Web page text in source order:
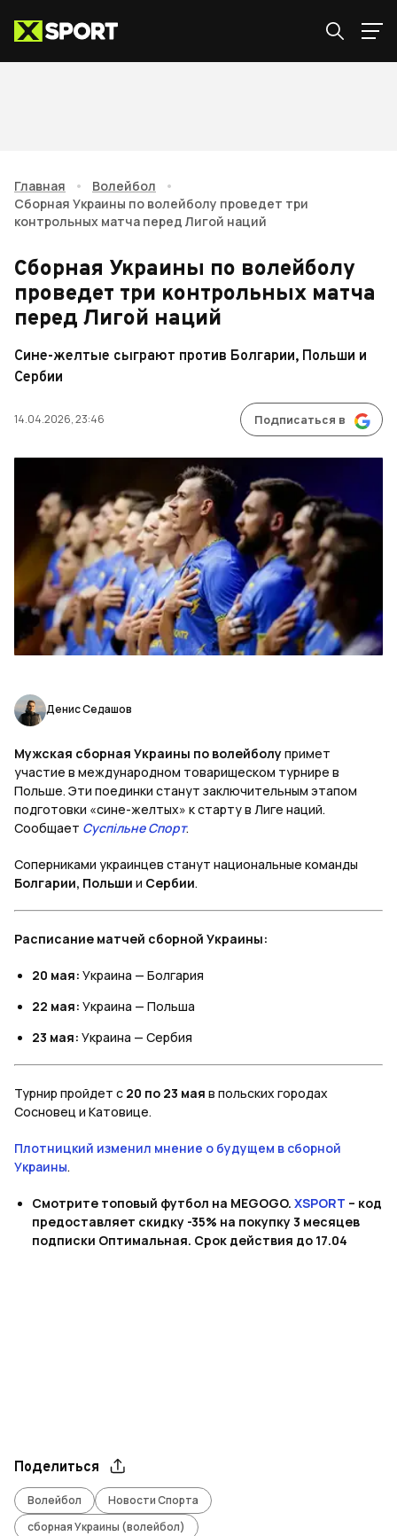
Главная • Волейбол
•
Сборная Украины по волейболу проведет три
контрольных матча перед Лигой наций
Сборная Украины по волейболу
проведет три контрольных матча
перед Лигой наций
Сине-желтые сыграют против Болгарии, Польши и
Сербии
14.04.2026, 23:46 Подписаться в
Денис Седашов
Мужская сборная Украины по волейболупримет
участие в международном товарищеском турнире в
Польше. Эти поединки станут заключительным этапом
подготовки «сине-желтых» к старту в Лиге наций.
Сообщает Суспільне Спорт.
Соперниками украинцев станут национальные команды
Болгарии, Польши и Сербии.
Расписание матчей сборной Украины:
20 мая: Украина — Болгария
22 мая: Украина — Польша
23 мая: Украина — Сербия
Турнир пройдет с 20 по 23 мая в польских городах
Сосновец и Катовице.
Плотницкий изменил мнение о будущем в сборной
Украины.
Смотрите топовый футбол на MEGOGO. XSPORT – код
предоставляет скидку -35% на покупку 3 месяцев
подписки Оптимальная. Срок действия до 17.04
Поделиться
Волейбол
Новости Спорта
сборная Украины (волейбол)